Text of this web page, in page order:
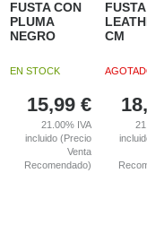
FUSTA CON
PLUMA
NEGRO
EN STOCK
15,99 €
21.00% IVA
incluido (Precio
Venta
Recomendado)
FUSTA
CM